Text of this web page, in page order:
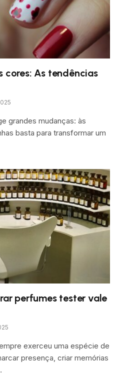
cores: As tendências
grandes mudanças: às
basta para transformar um
perfumes tester vale
exerceu uma espécie de
presença, criar memórias